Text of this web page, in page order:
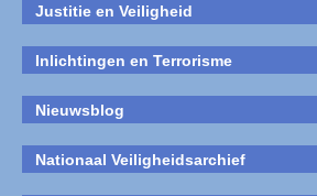
Justitie en Veiligheid
Inlichtingen en Terrorisme
Nieuwsblog
Nationaal Veiligheidsarchief